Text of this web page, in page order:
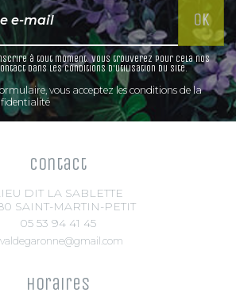
greffe
Paysagers
Anglais et miniatures
Arbustes à parfum
Petits fruits &
fruitiers
Arbres fruitiers
Petits fruits
comestibles
Graines et plants de
légume
Aromatiques et plantes
à tout moment. Vous trouverez pour cela nos
dans les conditions d'utilisation du site.
vous acceptez les conditions de la
Contact
DIT LA SABLETTE
SAINT-MARTIN-PETIT
05 53 94 41 45
Horaires